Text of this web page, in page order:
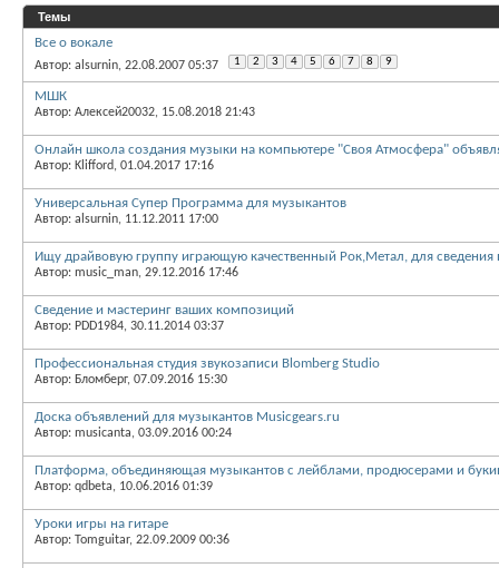
Темы
Все о вокале
Автор: alsurnin, 22.08.2007 05:37 1 2 3 4 5 6 7 8 9
МШК
Автор: Алексей20032, 15.08.2018 21:43
Онлайн школа создания музыки на компьютере "Своя Атмосфера"
Автор: Klifford, 01.04.2017 17:16
Универсальная Супер Программа для музыкантов
Автор: alsurnin, 11.12.2011 17:00
Ищу драйвовую группу играющую качественный Рок,Метал, для сведения
Автор: music_man, 29.12.2016 17:46
Сведение и мастеринг ваших композиций
Автор: PDD1984, 30.11.2014 03:37
Профессиональная студия звукозаписи Blomberg Studio
Автор: Бломберг, 07.09.2016 15:30
Доска объявлений для музыкантов Musicgears.ru
Автор: musicanta, 03.09.2016 00:24
Платформа, объединяющая музыкантов с лейблами, продюсерами и
Автор: qdbeta, 10.06.2016 01:39
Уроки игры на гитаре
Автор: Tomguitar, 22.09.2009 00:36